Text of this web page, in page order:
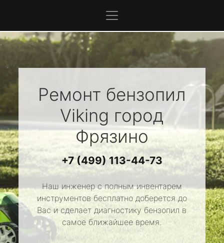
Ремонт бензопил
Viking город
Фрязино
+7 (499) 113-44-73
Наш инженер с полным инвентарем
инструментов бесплатно доберется до
Вас и сделает диагностику бензопил в
самое ближайшее время.